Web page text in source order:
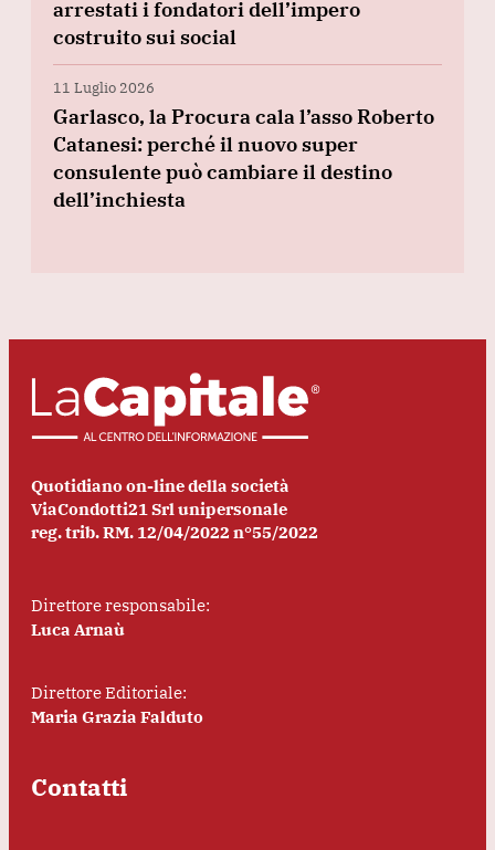
arrestati i fondatori dell’impero
costruito sui social
11 Luglio 2026
Garlasco, la Procura cala l’asso Roberto
Catanesi: perché il nuovo super
consulente può cambiare il destino
dell’inchiesta
Quotidiano on-line della società
ViaCondotti21 Srl unipersonale
reg. trib. RM. 12/04/2022 n°55/2022
Direttore responsabile:
Luca Arnaù
Direttore Editoriale:
Maria Grazia Falduto
Contatti